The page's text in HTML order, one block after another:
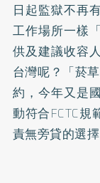
日起監獄不再
工作場所一樣
供及建議收容
台灣呢？「菸
約，今年又是
動符合FCTC規
責無旁貸的選